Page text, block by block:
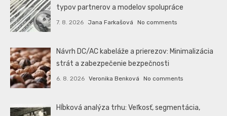
typov partnerov a modelov spolupráce
7. 8. 2026 Jana Farkašová No comments
Návrh DC/AC kabeláže a prierezov: Minimalizácia
strát a zabezpečenie bezpečnosti
6. 8. 2026 Veronika Benková No comments
Hĺbková analýza trhu: Veľkosť, segmentácia,